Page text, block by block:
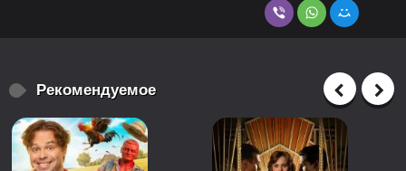
Рекомендуемое